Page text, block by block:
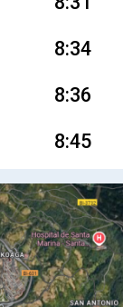
8:34
8:36
8:45